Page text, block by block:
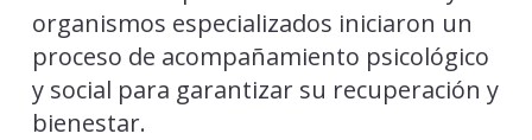
organismos especializados iniciaron un
proceso de acompañamiento psicológico
y social para garantizar su recuperación y
bienestar.